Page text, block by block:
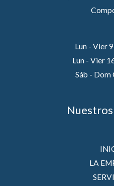
Lun - Vier
Lun - Vier
Sáb - Dom
LA